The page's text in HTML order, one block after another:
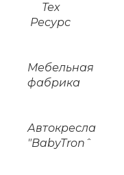
Тех
Ресурс
Мебельная
фабрика
Автокресла
"BabyTronˆ